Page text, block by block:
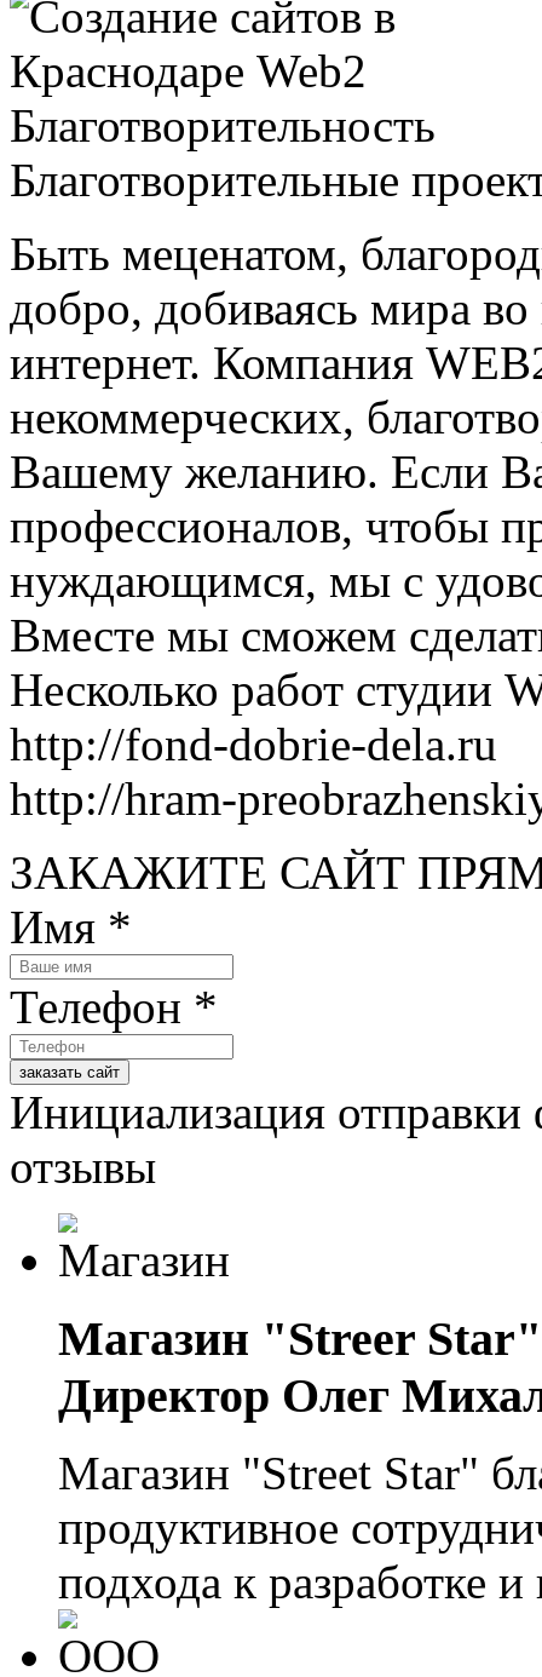
Благотворительные
Быть меценатом,
добро, добиваясь мира
интернет. Компания
некоммерческих,
Вашему желанию. Если
профессионалов, чтобы
нуждающимся, мы с
Вместе мы сможем
Несколько работ студии
http://fond-dobrie-dela.ru
http://hram-
ЗАКАЖИТЕ САЙТ
Имя *
Телефон *
заказать сайт
Инициализация
отзывы
Магазин "Streer Star"
Директор Олег
Магазин "Street Star"
продуктивное
подхода к разработке